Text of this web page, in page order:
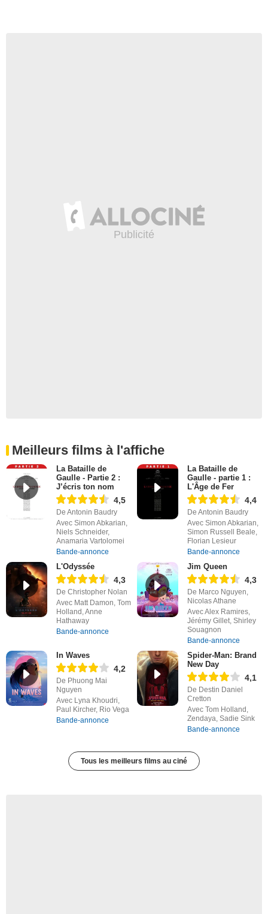
Meilleurs films à l'affiche
La Bataille de
Gaulle - Partie 2 :
J’écris ton nom
4,5
De Antonin Baudry
Avec Simon Abkarian,
Niels Schneider,
Anamaria Vartolomei
Bande-annonce
La Bataille de
Gaulle - partie 1 :
L'Âge de Fer
4,4
De Antonin Baudry
Avec Simon Abkarian,
Simon Russell Beale,
Florian Lesieur
Bande-annonce
L'Odyssée
4,3
De Christopher Nolan
Avec Matt Damon, Tom
Holland, Anne
Hathaway
Bande-annonce
Jim Queen
4,3
De Marco Nguyen,
Nicolas Athane
Avec Alex Ramires,
Jérémy Gillet, Shirley
Souagnon
Bande-annonce
In Waves
4,2
De Phuong Mai
Nguyen
Avec Lyna Khoudri,
Paul Kircher, Rio Vega
Bande-annonce
Spider-Man: Brand
New Day
4,1
De Destin Daniel
Cretton
Avec Tom Holland,
Zendaya, Sadie Sink
Bande-annonce
Tous les meilleurs films au ciné